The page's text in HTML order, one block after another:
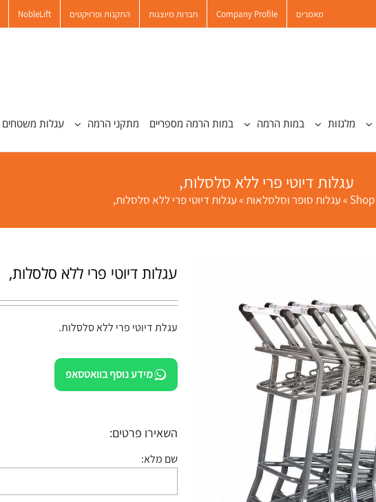
מאמרים Company Profile חברות מיוצגות התקנות ופרויקטים NobleLift
מלגזות במות הרמה במות הרמה מספריים מתקני הרמה עגלות משטחים
עגלות דיוטי פרי ללא סלסלות,
Shop
»עגלות סופר וסלסלאות»עגלות דיוטי פרי ללא סלסלות,
עגלות דיוטי פרי ללא סלסלות,
עגלת דיוטי פרי ללא סלסלות.
מידע נוסף בוואטסאפ
השאירו פרטים:
שם מלא: